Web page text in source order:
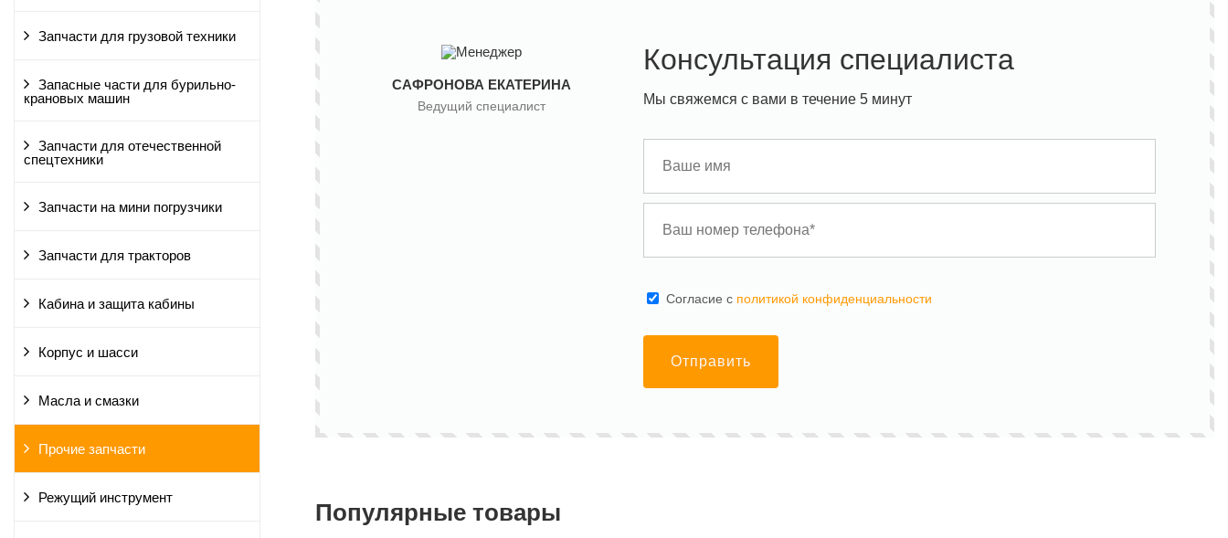
Запчасти для грузовой техники
Запасные части для бурильно-
крановых машин
Запчасти для отечественной
спецтехники
Запчасти на мини погрузчики
Запчасти для тракторов
Кабина и защита кабины
Корпус и шасси
Масла и смазки
Прочие запчасти
Режущий инструмент
САФРОНОВА ЕКАТЕРИНА
Ведущий специалист
Консультация специалиста
Мы свяжемся с вами в течение 5 минут
Cогласие с политикой конфиденциальности
Отправить
Популярные товары